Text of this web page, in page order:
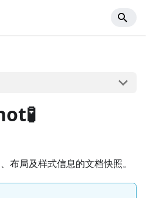
布局及样式信息的文档快照。